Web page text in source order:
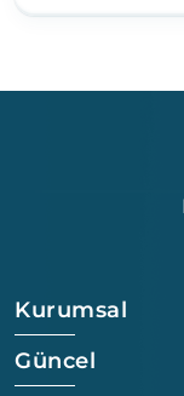
Kurumsal
Güncel